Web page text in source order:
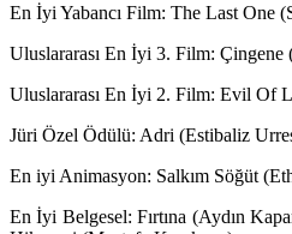
En İyi Yabancı Film: The Last One
Uluslararası En İyi 3. Film: Çingene
Uluslararası En İyi 2. Film: Evil Of
Jüri Özel Ödülü: Adri (Estibaliz
En iyi Animasyon: Salkım Söğüt
En İyi Belgesel: Fırtına (Aydın